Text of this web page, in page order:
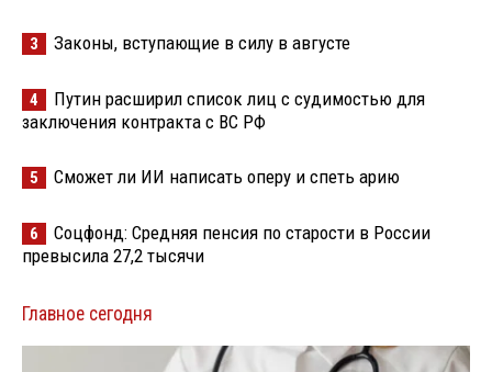
3 Законы, вступающие в силу в августе
4
Путин расширил список лиц с судимостью для
заключения контракта с ВС РФ
5 Сможет ли ИИ написать оперу и спеть арию
6
Соцфонд: Средняя пенсия по старости в России
превысила 27,2 тысячи
Главное сегодня